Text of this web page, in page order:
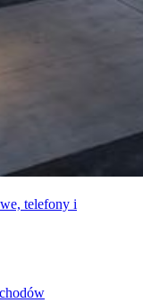
telefony i